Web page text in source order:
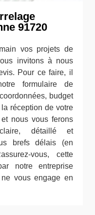
91720
vos projets de
invitons à nous
Pour ce faire, il
formulaire de
budget
réception de votre
nous vous ferons
détaillé et
brefs délais (en
vous, cette
notre entreprise
vous engage en